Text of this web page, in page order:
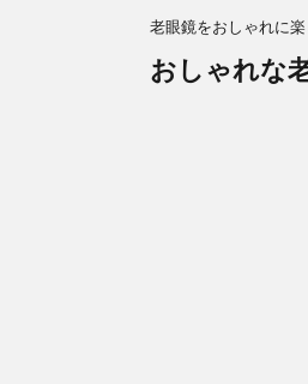
老眼鏡をおしゃれに楽
おしゃれな